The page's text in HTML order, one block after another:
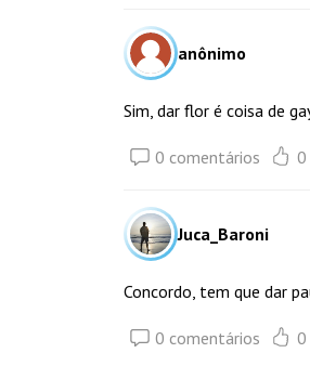
anônimo
Sim, dar flor é coisa de
0 comentários 0
Juca_Baroni
Concordo, tem que dar
0 comentários 0